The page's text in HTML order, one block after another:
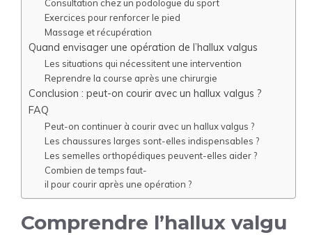
Consultation chez un podologue du sport
Exercices pour renforcer le pied
Massage et récupération
Quand envisager une opération de l’hallux valgus
Les situations qui nécessitent une intervention
Reprendre la course après une chirurgie
Conclusion : peut-on courir avec un hallux valgus ?
FAQ
Peut-on continuer à courir avec un hallux valgus ?
Les chaussures larges sont-elles indispensables ?
Les semelles orthopédiques peuvent-elles aider ?
Combien de temps faut-
il pour courir après une opération ?
Comprendre l’hallux valgu